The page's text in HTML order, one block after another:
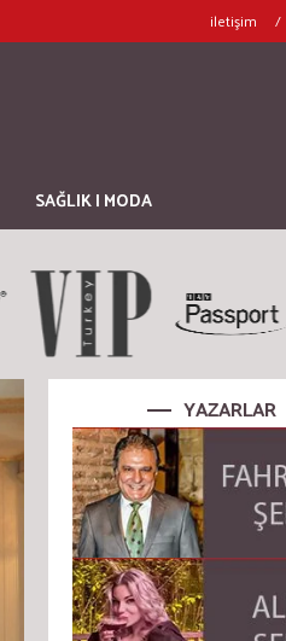
iletişim /
SAĞLIK | MODA
YAZARLAR